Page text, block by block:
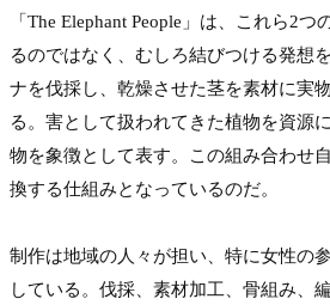
「The Elephant People」は、これら2つ
るのではなく、むしろ結びつける発想
ナを伐採し、乾燥させた茎を素材に実
る。害として扱われてきた植物を資源
物を象徴として表す。この組み合わせ
換する仕組みとなっているのだ。
制作は地域の人々が担い、特に女性の
している。伐採、素材加工、骨組み、